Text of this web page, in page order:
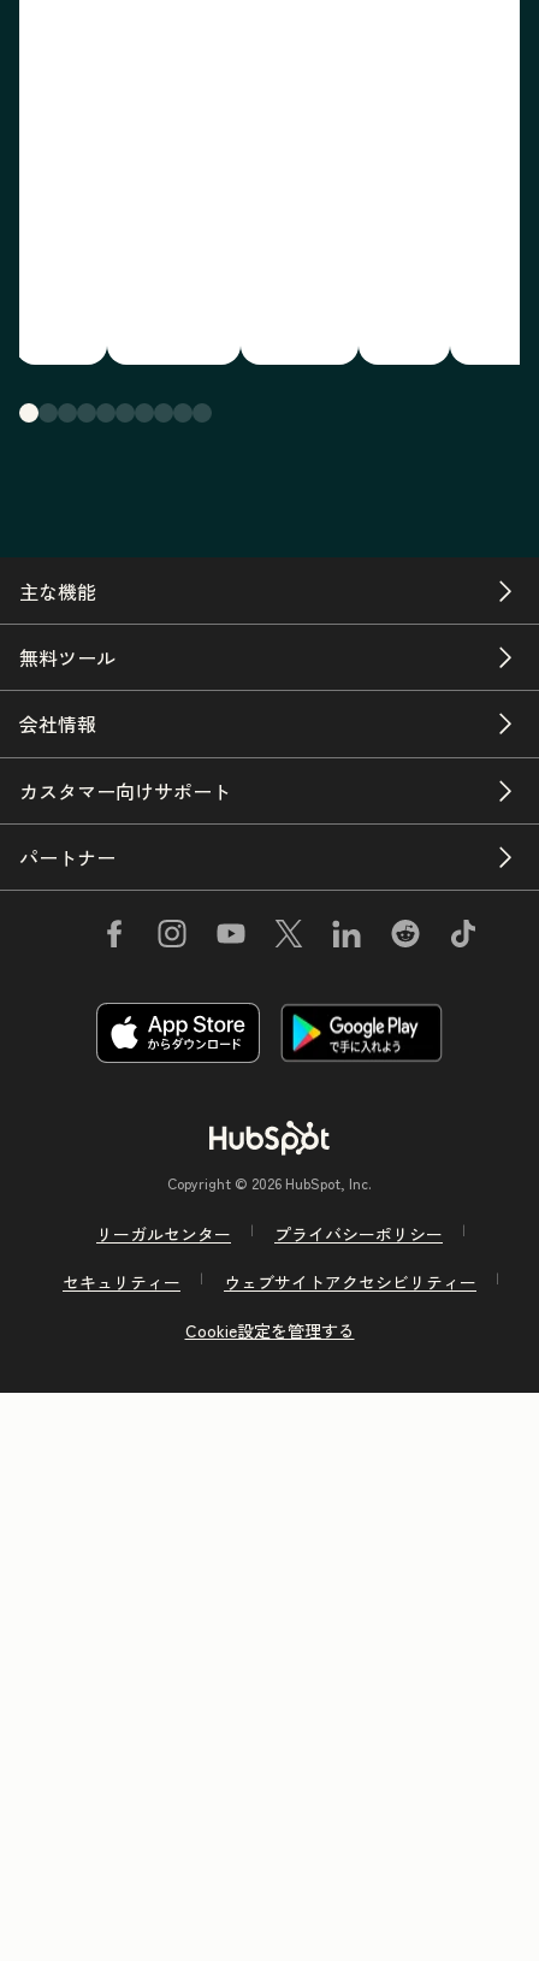
主な機能
無料ツール
会社情報
カスタマー向けサポート
パートナー
Copyright © 2026 HubSpot, Inc.
リーガルセンター
プライバシーポリシー
セキュリティー
ウェブサイトアクセシビリティー
Cookie設定を管理する